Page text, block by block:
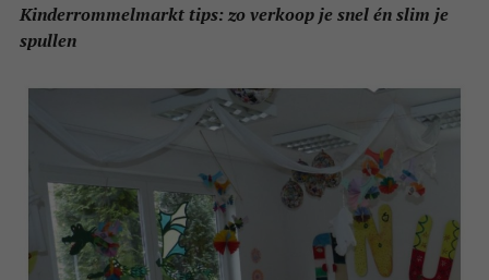
Kinderrommelmarkt tips: zo verkoop je snel én slim je
spullen